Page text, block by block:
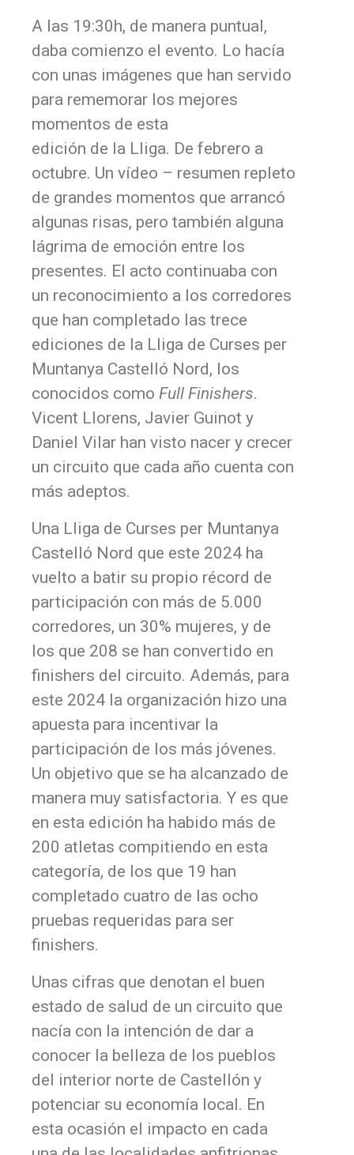
A las 19:30h, de manera puntual,
daba comienzo el evento. Lo hacía
con unas imágenes que han servido
para rememorar los mejores
momentos de esta
edición de la Lliga. De febrero a
octubre. Un vídeo – resumen repleto
de grandes momentos que arrancó
algunas risas, pero también alguna
lágrima de emoción entre los
presentes. El acto continuaba con
un reconocimiento a los corredores
que han completado las trece
ediciones de la Lliga de Curses per
Muntanya Castelló Nord, los
conocidos como Full Finishers.
Vicent Llorens, Javier Guinot y
Daniel Vilar han visto nacer y crecer
un circuito que cada año cuenta con
más adeptos.
Una Lliga de Curses per Muntanya
Castelló Nord que este 2024 ha
vuelto a batir su propio récord de
participación con más de 5.000
corredores, un 30% mujeres, y de
los que 208 se han convertido en
finishers del circuito. Además, para
este 2024 la organización hizo una
apuesta para incentivar la
participación de los más jóvenes.
Un objetivo que se ha alcanzado de
manera muy satisfactoria. Y es que
en esta edición ha habido más de
200 atletas compitiendo en esta
categoría, de los que 19 han
completado cuatro de las ocho
pruebas requeridas para ser
finishers.
Unas cifras que denotan el buen
estado de salud de un circuito que
nacía con la intención de dar a
conocer la belleza de los pueblos
del interior norte de Castellón y
potenciar su economía local. En
esta ocasión el impacto en cada